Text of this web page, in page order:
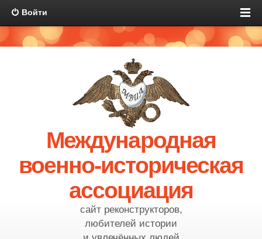
Войти
Международная
военно-историческая
ассоциация
сайт реконструкторов,
любителей истории